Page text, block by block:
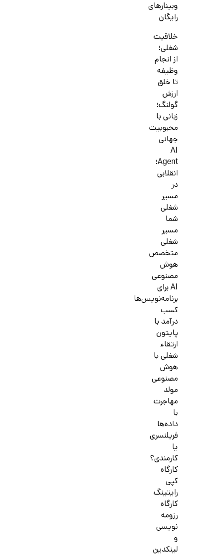
وبینارهای
رایگان
خلاقیت
شغلی؛
از انجام
وظیفه
تا خلق
ارزش
گولنگ؛
زبانی با
محبوبیت
جهانی
AI
Agent؛
انقلابی
در
مسیر
شغلی
شما
مسیر
شغلی
متخصص
هوش
مصنوعی
AI برای
برنامه‌نویس‌ها
کسب
درآمد با
پایتون
ارتقاء
شغلی با
هوش
مصنوعی
مولد
مهاجرت
با
داده‌ها
فریلنسری
یا
کارمندی؟
کارگاه
کپی
رایتینگ
کارگاه
رزومه
نویسی
و
لینکدین